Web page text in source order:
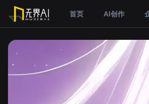
首页 AI创作